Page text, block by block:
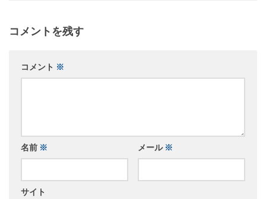
コメントを残す
コメント ※
名前 ※ メール ※
サイト